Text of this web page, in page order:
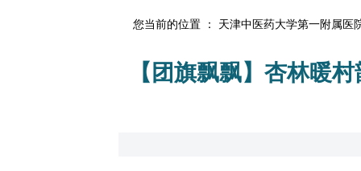
您当前的位置 ： 天津中医药大学第一附属医
【团旗飘飘】杏林暖